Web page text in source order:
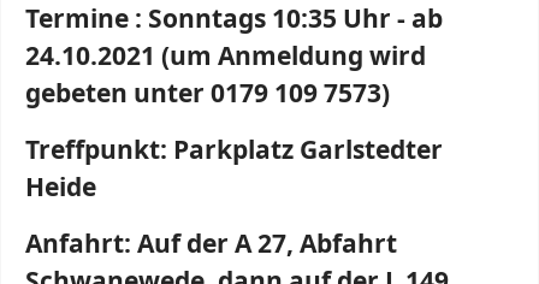
Termine : Sonntags 10:35 Uhr - ab
24.10.2021 (um Anmeldung wird
gebeten unter 0179 109 7573)
Treffpunkt: Parkplatz Garlstedter
Heide
Anfahrt: Auf der A 27, Abfahrt